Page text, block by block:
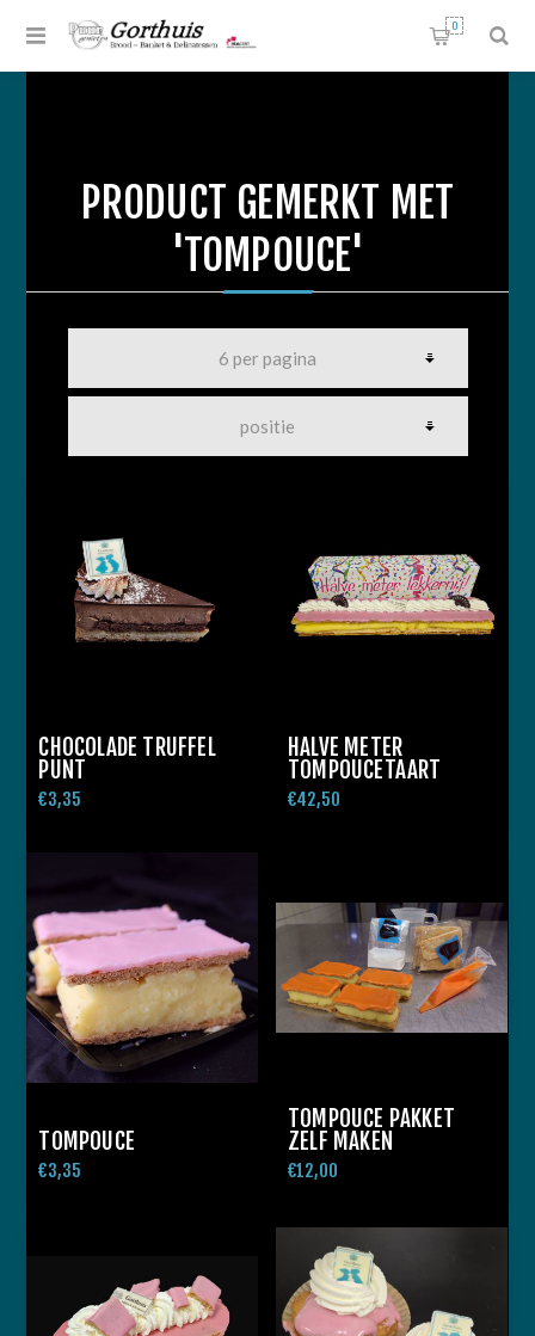
0
PRODUCT GEMERKT MET
'TOMPOUCE'
CHOCOLADE TRUFFEL
PUNT
€3,35
HALVE METER
TOMPOUCETAART
€42,50
TOMPOUCE
€3,35
TOMPOUCE PAKKET
ZELF MAKEN
€12,00